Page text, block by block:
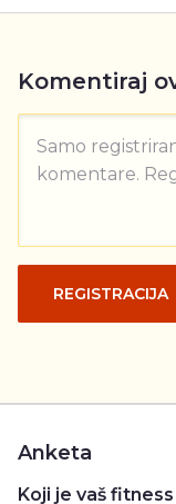
Komentiraj
Samo
komentare.
REGISTRACIJA
Anketa
Koji je vaš